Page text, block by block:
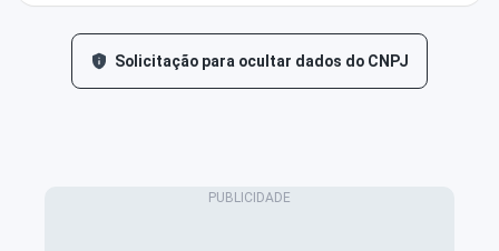
Solicitação para ocultar dados do CNPJ